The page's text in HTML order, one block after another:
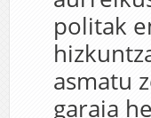
politak
asmatu
garaia